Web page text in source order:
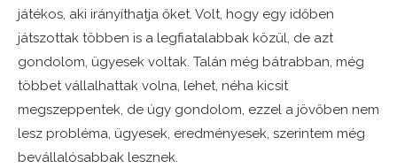
játékos, aki irányíthatja őket. Volt, hogy egy időben
játszottak többen is a legfiatalabbak közül, de azt
gondolom, ügyesek voltak. Talán még bátrabban, még
többet vállalhattak volna, lehet, néha kicsit
megszeppentek, de úgy gondolom, ezzel a jövőben nem
lesz probléma, ügyesek, eredményesek, szerintem még
bevállalósabbak lesznek.